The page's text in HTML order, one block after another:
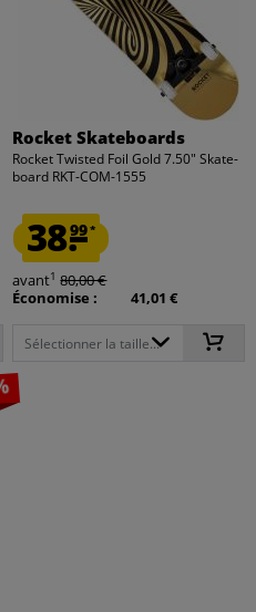
Rocket Skateboards
Rocket Twisted Foil Gold 7.50" Skate-
board RKT-COM-1555
38.99*
avant1 80,00 €
Économise :
41,01 €
Sélectionner la taille...